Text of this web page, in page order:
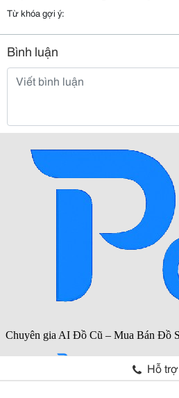
Từ khóa gợi ý:
Bình luận
Hỗ trợ